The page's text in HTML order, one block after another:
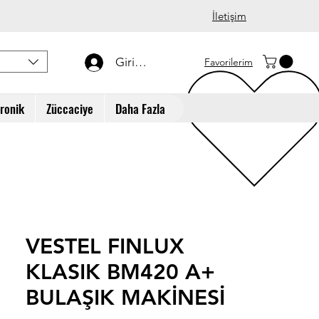
İletişim
Giriş Yap Favorilerim
Züccaciye Daha Fazla
VESTEL FINLUX
KLASIK BM420 A+
BULAŞIK MAKİNESİ